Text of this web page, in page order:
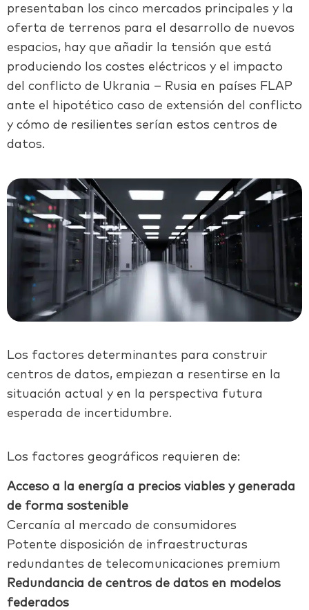
presentaban los cinco mercados principales y la
oferta de terrenos para el desarrollo de nuevos
espacios, hay que añadir la tensión que está
produciendo los costes eléctricos y el impacto
del conflicto de Ukrania – Rusia en países FLAP
ante el hipotético caso de extensión del conflicto
y cómo de resilientes serían estos centros de
datos.
Los factores determinantes para construir
centros de datos, empiezan a resentirse en la
situación actual y en la perspectiva futura
esperada de incertidumbre.
Los factores geográficos requieren de:
Acceso a la energía a precios viables y generada
de forma sostenible
Cercanía al mercado de consumidores
Potente disposición de infraestructuras
redundantes de telecomunicaciones premium
Redundancia de centros de datos en modelos
federados